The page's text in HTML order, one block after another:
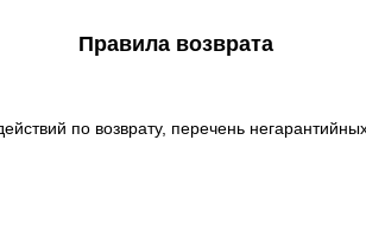
Правила возврата
по возврату, перечень